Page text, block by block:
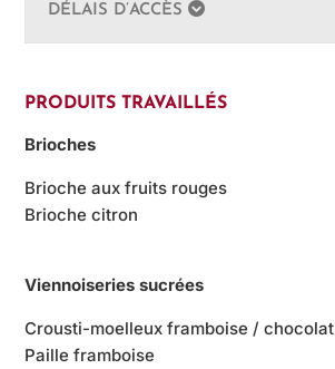
DÉLAIS D’ACCÈS
PRODUITS TRAVAILLÉS
Brioches
Brioche aux fruits rouges
Brioche citron
Viennoiseries sucrées
Crousti-moelleux framboise / chocolat
Paille framboise